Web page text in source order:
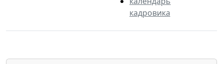
кадровика